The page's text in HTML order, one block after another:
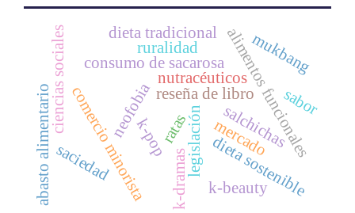
reseña de libro
neofobia alimentos funcionales
nutracéuticos
legislación mercado
comercio minorista
ciencias sociales
abasto alimentario
consumo de sacarosa
ratas
dieta sostenible
salchichas
sabor
k-pop
k-dramas k-beauty
mukbang
ruralidad
dieta tradicional
saciedad